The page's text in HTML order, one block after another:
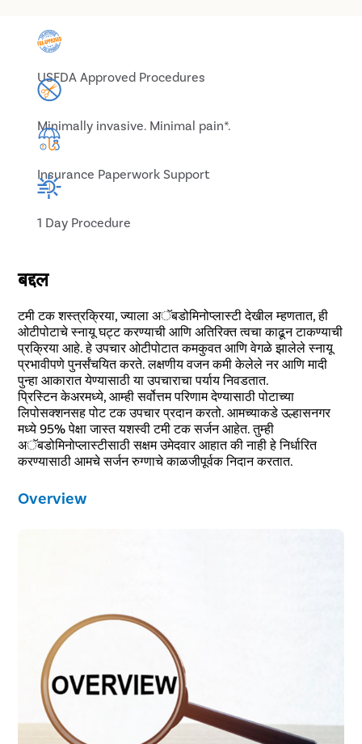
USFDA Approved Procedures
Minimally invasive. Minimal pain*.
Insurance Paperwork Support
1 Day Procedure
बद्दल
टमी टक शस्त्रक्रिया, ज्याला अॅबडोमिनोप्लास्टी देखील म्हणतात, ही
ओटीपोटाचे स्नायू घट्ट करण्याची आणि अतिरिक्त त्वचा काढून टाकण्याची
प्रक्रिया आहे. हे उपचार ओटीपोटात कमकुवत आणि वेगळे झालेले स्नायू
प्रभावीपणे पुनर्संचयित करते. लक्षणीय वजन कमी केलेले नर आणि मादी
पुन्हा आकारात येण्यासाठी या उपचाराचा पर्याय निवडतात.
प्रिस्टिन केअरमध्ये, आम्ही सर्वोत्तम परिणाम देण्यासाठी पोटाच्या
लिपोसक्शनसह पोट टक उपचार प्रदान करतो. आमच्याकडे उल्हासनगर
मध्ये 95% पेक्षा जास्त यशस्वी टमी टक सर्जन आहेत. तुम्ही
अॅबडोमिनोप्लास्टीसाठी सक्षम उमेदवार आहात की नाही हे निर्धारित
करण्यासाठी आमचे सर्जन रुग्णाचे काळजीपूर्वक निदान करतात.
Overview